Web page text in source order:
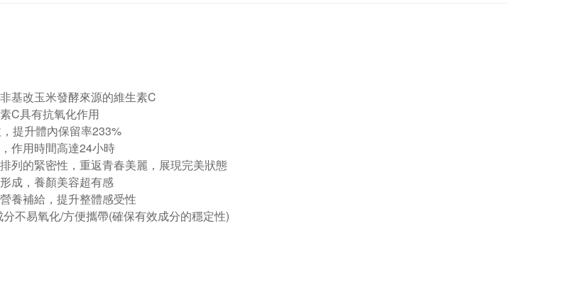
基改玉米發酵來源的維生素C
C具有抗氧化作用
提升體內保留率233%
作用時間高達24小時
列的緊密性，重返青春美麗，展現完美狀態
成，養顏美容超有感
養補給，提升整體感受性
不易氧化/方便攜帶(確保有效成分的穩定性)